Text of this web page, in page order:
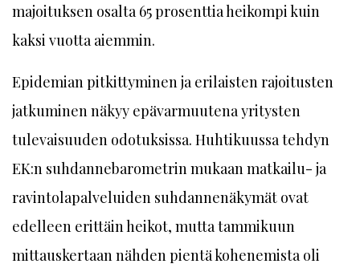
majoituksen osalta 65 prosenttia heikompi kuin
kaksi vuotta aiemmin.
Epidemian pitkittyminen ja erilaisten rajoitusten
jatkuminen näkyy epävarmuutena yritysten
tulevaisuuden odotuksissa. Huhtikuussa tehdyn
EK:n suhdannebarometrin mukaan matkailu- ja
ravintolapalveluiden suhdannenäkymät ovat
edelleen erittäin heikot, mutta tammikuun
mittauskertaan nähden pientä kohenemista oli